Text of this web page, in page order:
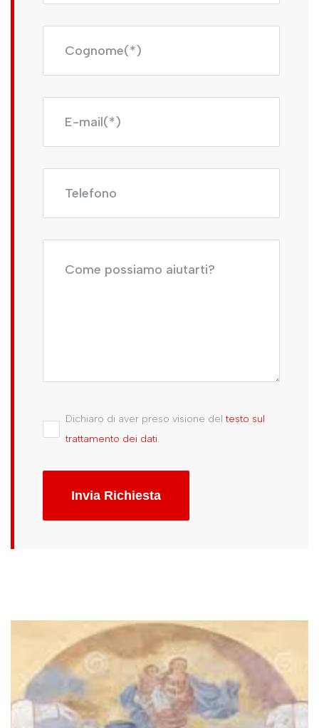
Dichiaro di aver preso visione deltesto sul
trattamento dei dati.
Invia Richiesta